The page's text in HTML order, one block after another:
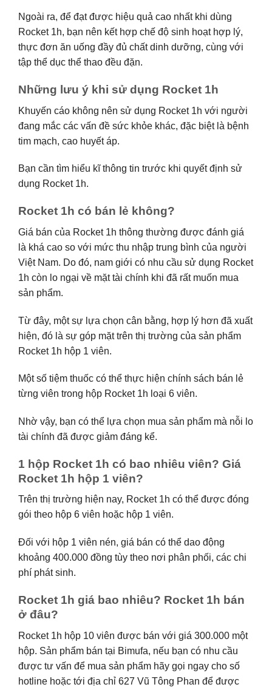
Ngoài ra, để đạt được hiệu quả cao nhất khi dùng
Rocket 1h, bạn nên kết hợp chế độ sinh hoạt hợp lý,
thực đơn ăn uống đầy đủ chất dinh dưỡng, cùng với
tập thể dục thể thao đều đặn.
Những lưu ý khi sử dụng Rocket 1h
Khuyến cáo không nên sử dụng Rocket 1h với người
đang mắc các vấn đề sức khỏe khác, đặc biệt là bệnh
tim mạch, cao huyết áp.
Bạn cần tìm hiểu kĩ thông tin trước khi quyết định sử
dụng Rocket 1h.
Rocket 1h có bán lẻ không?
Giá bán của Rocket 1h thông thường được đánh giá
là khá cao so với mức thu nhập trung bình của người
Việt Nam. Do đó, nam giới có nhu cầu sử dụng Rocket
1h còn lo ngại về mặt tài chính khi đã rất muốn mua
sản phẩm.
Từ đây, một sự lựa chọn cân bằng, hợp lý hơn đã xuất
hiện, đó là sự góp mặt trên thị trường của sản phẩm
Rocket 1h hộp 1 viên.
Một số tiệm thuốc có thể thực hiện chính sách bán lẻ
từng viên trong hộp Rocket 1h loại 6 viên.
Nhờ vậy, bạn có thể lựa chọn mua sản phẩm mà nỗi lo
tài chính đã được giảm đáng kể.
1 hộp Rocket 1h có bao nhiêu viên? Giá
Rocket 1h hộp 1 viên?
Trên thị trường hiện nay, Rocket 1h có thể được đóng
gói theo hộp 6 viên hoặc hộp 1 viên.
Đối với hộp 1 viên nén, giá bán có thể dao động
khoảng 400.000 đồng tùy theo nơi phân phối, các chi
phí phát sinh.
Rocket 1h giá bao nhiêu? Rocket 1h bán
ở đâu?
Rocket 1h hộp 10 viên được bán với giá 300.000 một
hộp. Sản phẩm bán tại Bimufa, nếu bạn có nhu cầu
được tư vấn để mua sản phẩm hãy gọi ngay cho số
hotline hoặc tới địa chỉ 627 Vũ Tông Phan để được